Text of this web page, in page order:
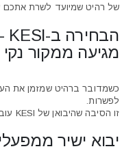
של רהיט שמיועד לשרת אתכם
מגיעה ממקור נקי
לפשרות.
זו הסיבה שהיבואן של KESI עובד בשיטה שונה:
יבוא ישיר